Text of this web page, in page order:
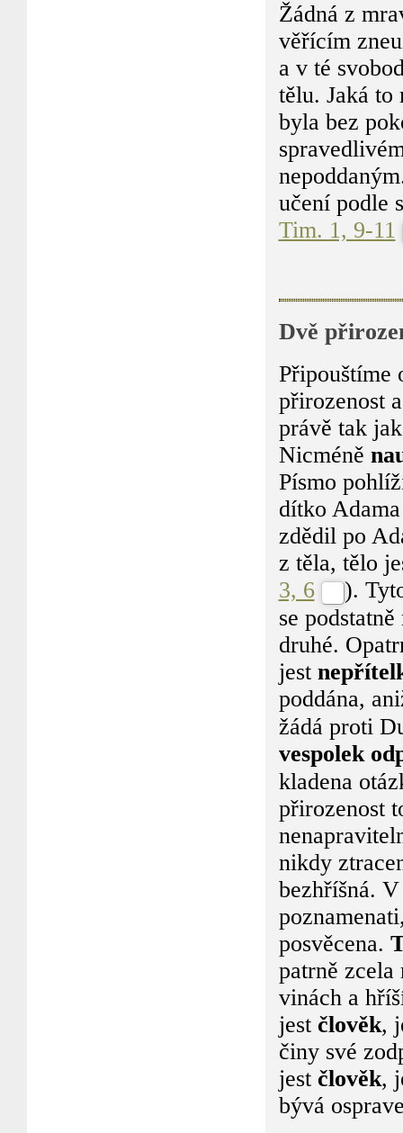
Žádná z
věřícím
a v té
tělu. Jaká to
byla bez
učení podle
Tim. 1, 9-11
Dvě
Připouštíme
přirozenost
právě tak
Nicméně
Písmo
dítko
zdědil po
z těla, tělo
3, 6
).
se
druhé.
jest
poddána,
žádá proti
vespolek
kladena
přirozenost
nikdy
bezhříšná.
posvěcena.
patrně
vinách a
jest člověk,
činy své
jest člověk,
bývá